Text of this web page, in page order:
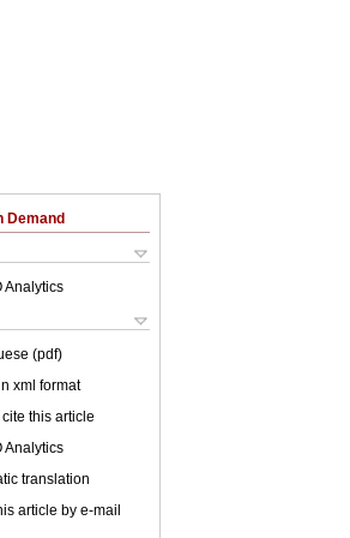
Demand
Analytics
(pdf)
xml format
this article
Analytics
translation
article by e-mail